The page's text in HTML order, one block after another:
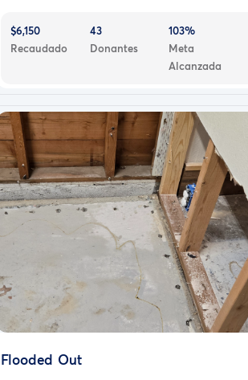
$6,150
Recaudado
43
Donantes
103%
Meta
Alcanzada
Flooded Out